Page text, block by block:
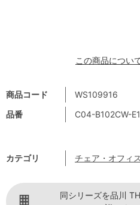
商品コード
WS109916
品番
C04-B102CW-
カテゴリ チェア・オフィ
この商品につい
同シリーズを品川